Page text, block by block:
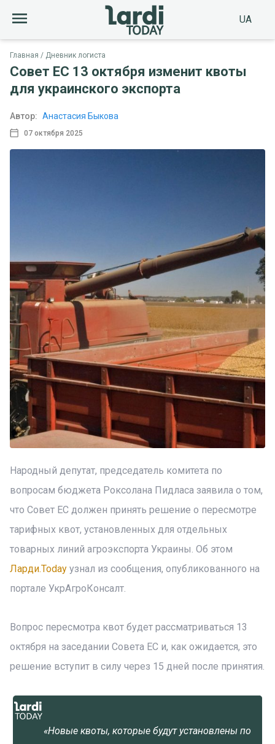
UA
Главная Дневник логиста
Совет ЕС 13 октября изменит квоты
для украинского экспорта
07 октября 2025
Автор: Анастасия Быкова
Народный депутат, председатель комитета по
вопросам бюджета Роксолана Пидласа заявила о том,
что Совет ЕС должен принять решение о пересмотре
тарифных квот, установленных для отдельных
товарных линий агроэкспорта Украины. Об этом
Ларди.Today узнал из сообщения, опубликованного на
портале УкрАгроКонсалт.
Вопрос пересмотра квот будет рассматриваться 13
октября на заседании Совета ЕС и, как ожидается, это
решение вступит в силу через 15 дней после принятия.
«Новые квоты, которые будут установлены по